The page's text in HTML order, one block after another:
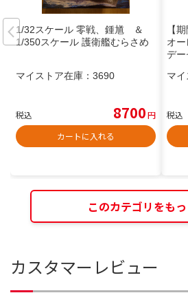
1/32スケール 零戦、鍾馗 ＆
1/350スケール 護衛艦むらさめ
マイストア在庫： 3690
税込 8700円
カートに入れる
【
オ
デー
マイ
税込
このカテゴリをも
カスタマーレビュー